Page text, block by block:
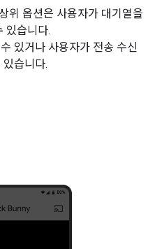
위 옵션은 사용자가 대기열을
있습니다.
있거나 사용자가 전송 수신
습니다.